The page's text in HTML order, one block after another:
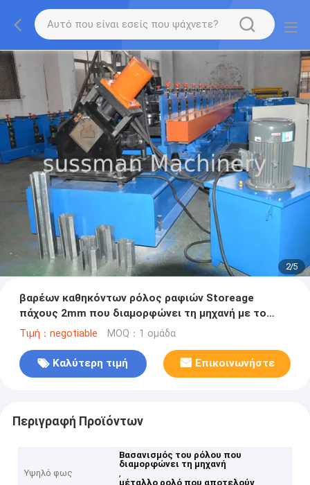
2/5
βαρέων καθηκόντων ρόλος ραφιών Storeage
πάχους 2mm που διαμορφώνει τη μηχανή με το
υδραυλικό decoiler 5 τόνου
Τιμή：negotiable MOQ：1 ομάδα
Καλύτερη τιμή Επικοινωνήστε
Περιγραφή Προϊόντων
Υψηλό φως
Βασανισμός του ρόλου που
διαμορφώνει τη μηχανή
,
μέταλλο ρολό που αποτελούν